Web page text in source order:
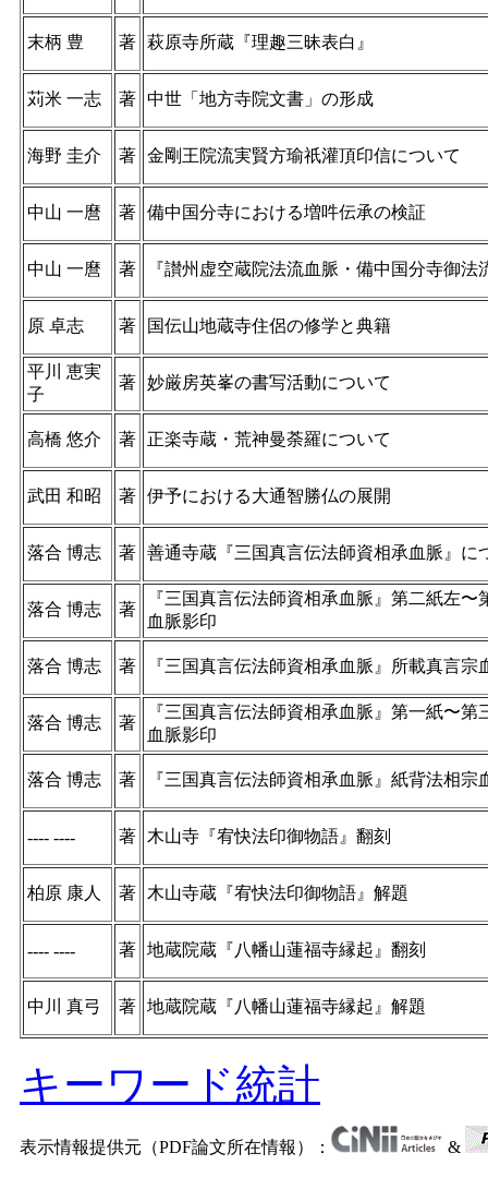
末柄 豊 著 萩原寺所蔵『理趣三昧表白』
苅米 一志 著 中世「地方寺院文書」の形成
海野 圭介 著 金剛王院流実賢方瑜祇灌頂印信について
中山 一麿 著 備中国分寺における増吽伝承の検証
中山 一麿 著 『讃州虚空蔵院法流血脈・備中国分寺御法
原 卓志 著 国伝山地蔵寺住侶の修学と典籍
平川 恵実
子
著 妙厳房英峯の書写活動について
高橋 悠介 著 正楽寺蔵・荒神曼荼羅について
武田 和昭 著 伊予における大通智勝仏の展開
落合 博志 著 善通寺蔵『三国真言伝法師資相承血脈』に
落合 博志 著
『三国真言伝法師資相承血脈』第二紙左〜
血脈影印
落合 博志 著 『三国真言伝法師資相承血脈』所載真言宗
落合 博志 著
『三国真言伝法師資相承血脈』第一紙〜第
血脈影印
落合 博志 著 『三国真言伝法師資相承血脈』紙背法相宗
---- ---- 著 木山寺『宥快法印御物語』翻刻
柏原 康人 著 木山寺蔵『宥快法印御物語』解題
---- ---- 著 地蔵院蔵『八幡山蓮福寺縁起』翻刻
中川 真弓 著 地蔵院蔵『八幡山蓮福寺縁起』解題
キーワード統計
表示情報提供元（PDF論文所在情報）： &